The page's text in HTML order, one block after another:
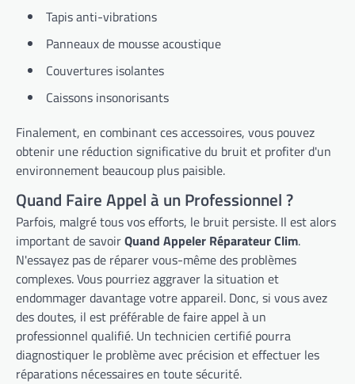
Tapis anti-vibrations
Panneaux de mousse acoustique
Couvertures isolantes
Caissons insonorisants
Finalement, en combinant ces accessoires, vous pouvez
obtenir une réduction significative du bruit et profiter d'un
environnement beaucoup plus paisible.
Quand Faire Appel à un Professionnel ?
Parfois, malgré tous vos efforts, le bruit persiste. Il est alors
important de savoirQuand Appeler Réparateur Clim.
N'essayez pas de réparer vous-même des problèmes
complexes. Vous pourriez aggraver la situation et
endommager davantage votre appareil. Donc, si vous avez
des doutes, il est préférable de faire appel à un
professionnel qualifié. Un technicien certifié pourra
diagnostiquer le problème avec précision et effectuer les
réparations nécessaires en toute sécurité.